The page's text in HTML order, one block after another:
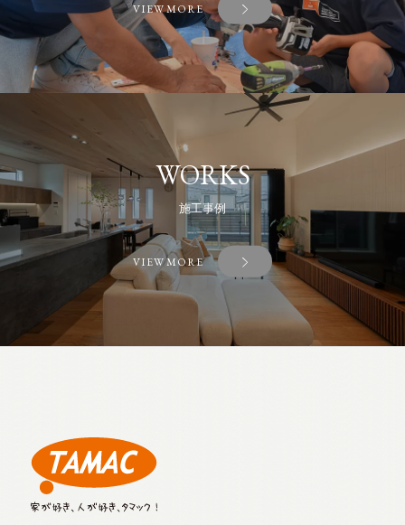
VIEW MORE
WORKS
施工事例
VIEW MORE